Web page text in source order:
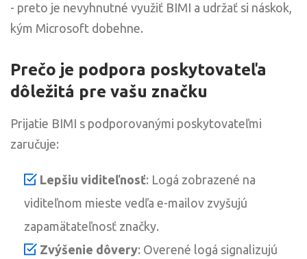
- preto je nevyhnutné využiť BIMI a udržať si náskok,
kým Microsoft dobehne.
Prečo je podpora poskytovateľa
dôležitá pre vašu značku
Prijatie BIMI s podporovanými poskytovateľmi
zaručuje:
Lepšiu viditeľnosť: Logá zobrazené na
viditeľnom mieste vedľa e-mailov zvyšujú
zapamätateľnosť značky.
Zvýšenie dôvery: Overené logá signalizujú